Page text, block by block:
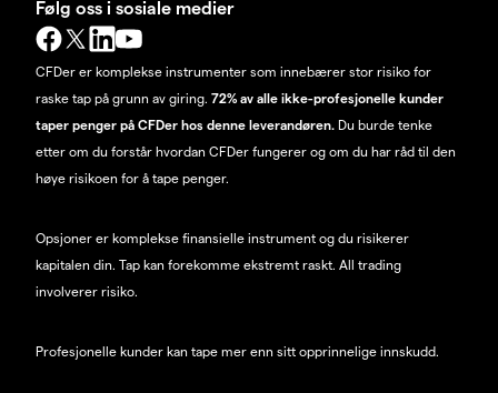
Følg oss i sosiale medier
CFDer er komplekse instrumenter som innebærer stor risiko for
raske tap på grunn av giring. 72% av alle ikke-profesjonelle kunder
taper penger på CFDer hos denne leverandøren. Du burde tenke
etter om du forstår hvordan CFDer fungerer og om du har råd til den
høye risikoen for å tape penger.
Opsjoner er komplekse finansielle instrument og du risikerer
kapitalen din. Tap kan forekomme ekstremt raskt. All trading
involverer risiko.
Profesjonelle kunder kan tape mer enn sitt opprinnelige innskudd.